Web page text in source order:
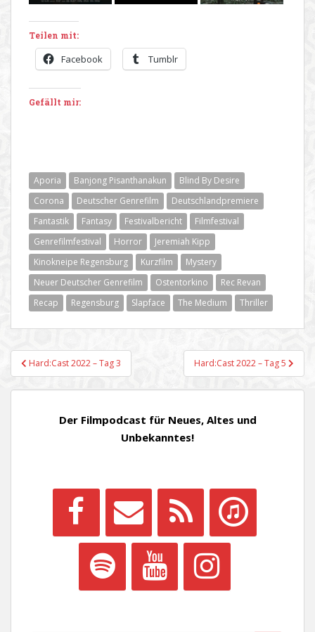
Teilen mit:
Facebook Tumblr
Gefällt mir:
Aporia Banjong Pisanthanakun
Blind By Desire
Corona
Deutscher Genrefilm
Deutschlandpremiere
Fantastik
Fantasy Festivalbericht
Filmfestival
Genrefilmfestival
Horror
Jeremiah Kipp
Kinokneipe Regensburg
Kurzfilm
Mystery
Neuer Deutscher Genrefilm
Ostentorkino
Rec Revan
Recap
Regensburg Slapface The Medium Thriller
Beitragsnavigation
Hard:Cast 2022 – Tag 3 Hard:Cast 2022 – Tag 5
Der Filmpodcast für Neues, Altes und
Unbekanntes!